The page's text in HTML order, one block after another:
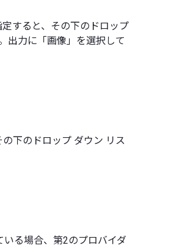
すると、その下のドロップ
出力に「画像」を選択して
下のドロップ ダウン リス
る場合、第2のプロバイダ